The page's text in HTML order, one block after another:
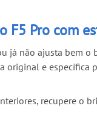
F5 Pro com
já não ajusta bem o
original e
recupere o